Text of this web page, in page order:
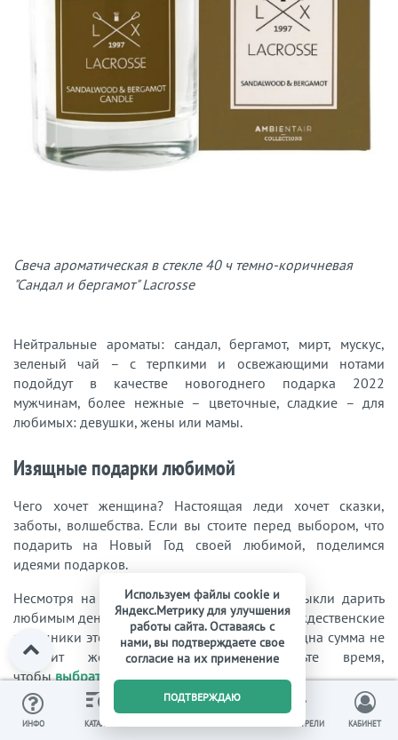
Свеча ароматическая в стекле 40 ч темно-коричневая
"Сандал и бергамот" Lacrosse
Нейтральные ароматы: сандал, бергамот, мирт, мускус,
зеленый чай – с терпкими и освежающими нотами
подойдут в качестве новогоднего подарка 2022
мужчинам, более нежные – цветочные, сладкие – для
любимых: девушки, жены или мамы.
Изящные подарки любимой
Чего хочет женщина? Настоящая леди хочет сказки,
заботы, волшебства. Если вы стоите перед выбором, что
подарить на Новый Год своей любимой, поделимся
идеями подарков.
Несмотря на то, что многие мужчины привыкли дарить
любимым деньги, хотя бы в новогодние и рождественские
праздники этого точно не стоит делать. Ни одна сумма не
заменит женщине внимания. Потратьте время,
чтобывыбрать достойный подарок
Арома-свечи, интерьерные духи, диффузоры
ИНФО КАТАЛОГ
0
ВЫ СМОТРЕЛИ КАБИНЕТ
Используем файлы cookie и
Яндекс.Метрику для улучшения
работы сайта. Оставаясь с
нами, вы подтверждаете свое
согласие на их применение
ПОДТВЕРЖДАЮ